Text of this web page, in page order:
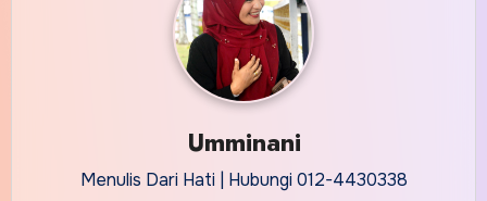
Umminani
Menulis Dari Hati | Hubungi 012-4430338